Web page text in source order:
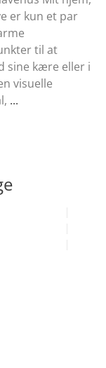
er kun et par
til at
sine kære eller i
visuelle
...